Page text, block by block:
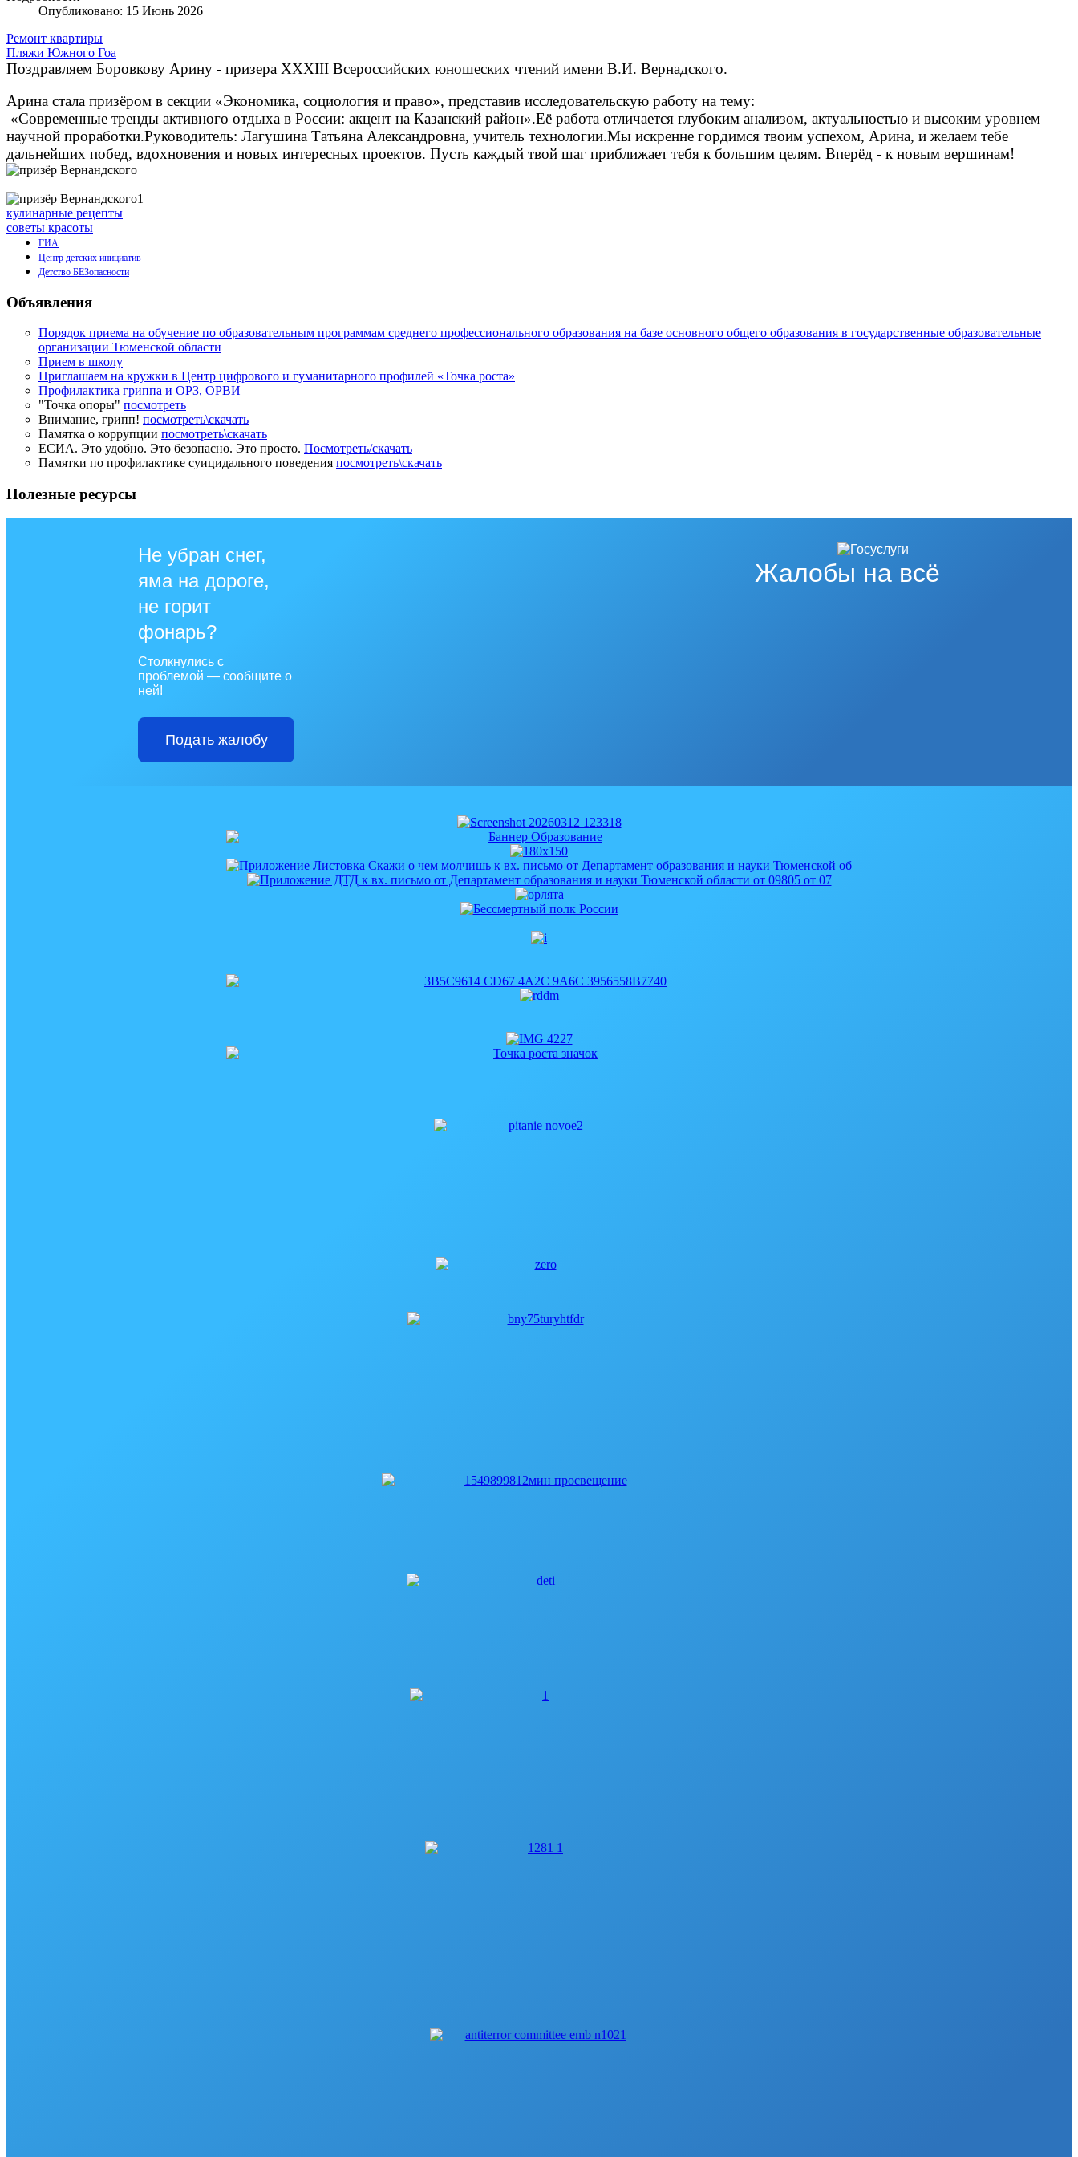
Опубликовано: 15 Июнь 2026
Ремонт квартиры
Пляжи Южного Гоа
Поздравляем Боровкову Арину - призера ХXXIII Всероссийских юношеских чтений имени В.И. Вернадского.
Арина стала призёром в секции «Экономика, социология и право», представив исследовательскую работу на тему:
«Современные тренды активного отдыха в России: акцент на Казанский район».Её работа отличается глубоким анализом, актуальностью и высоким уровнем
научной проработки.Руководитель: Лагушина Татьяна Александровна, учитель технологии.Мы искренне гордимся твоим успехом, Арина, и желаем тебе
дальнейших побед, вдохновения и новых интересных проектов. Пусть каждый твой шаг приближает тебя к большим целям. Вперёд - к новым вершинам!
кулинарные рецепты
советы красоты
ГИА
Центр детских инициатив
Детство БЕЗопасности
Объявления
Порядок приема на обучение по образовательным программам среднего профессионального образования на базе основного общего образования в государственные образовательные
организации Тюменской области
Прием в школу
Приглашаем на кружки в Центр цифрового и гуманитарного профилей «Точка роста»
Профилактика гриппа и ОРЗ, ОРВИ
"Точка опоры" посмотреть
Внимание, грипп! посмотреть\скачать
Памятка о коррупции посмотреть\скачать
ЕСИА. Это удобно. Это безопасно. Это просто. Посмотреть/скачать
Памятки по профилактике суицидального поведения посмотреть\скачать
Полезные ресурсы
Жалобы на всё
Не убран снег,
яма на дороге,
не горит
фонарь?
Столкнулись с
проблемой — сообщите о
ней!
Подать жалобу